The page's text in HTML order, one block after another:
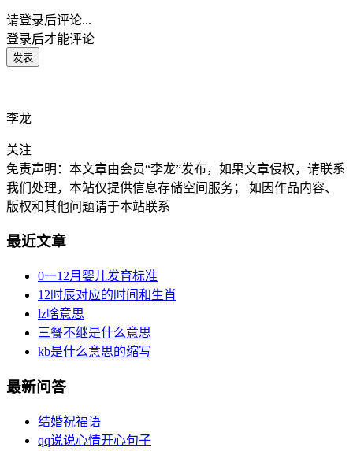
请登录后评论...
登录后才能评论
李龙
关注
免责声明：本文章由会员“李龙”发布，如果文章侵权，请联系
我们处理，本站仅提供信息存储空间服务； 如因作品内容、
版权和其他问题请于本站联系
最近文章
0一12月婴儿发育标准
12时辰对应的时间和生肖
lz啥意思
三餐不继是什么意思
kb是什么意思的缩写
最新问答
结婚祝福语
qq说说心情开心句子